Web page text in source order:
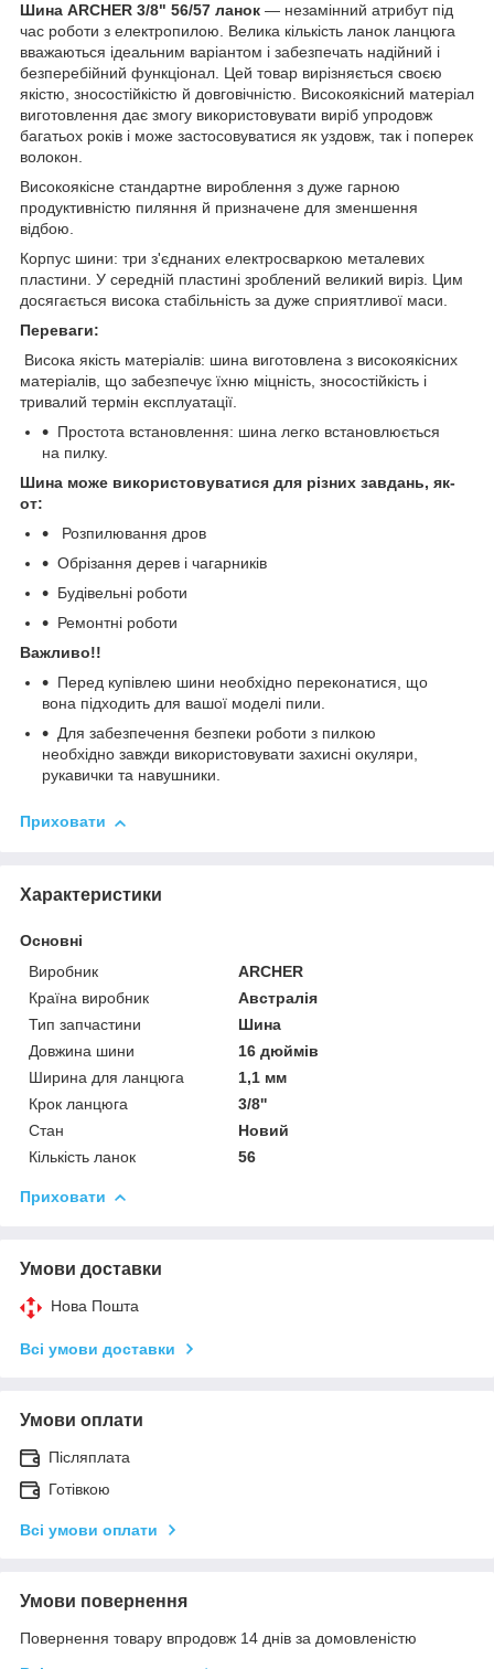
Шина ARCHER 3/8" 56/57 ланок — незамінний атрибут під
час роботи з електропилою. Велика кількість ланок ланцюга
вважаються ідеальним варіантом і забезпечать надійний і
безперебійний функціонал. Цей товар вирізняється своєю
якістю, зносостійкістю й довговічністю. Високоякісний матеріал
виготовлення дає змогу використовувати виріб упродовж
багатьох років і може застосовуватися як уздовж, так і поперек
волокон.
Високоякісне стандартне вироблення з дуже гарною
продуктивністю пиляння й призначене для зменшення
відбою.
Корпус шини: три з'єднаних електросваркою металевих
пластини. У середній пластині зроблений великий виріз. Цим
досягається висока стабільність за дуже сприятливої маси.
Переваги:
Висока якість матеріалів: шина виготовлена з високоякісних
матеріалів, що забезпечує їхню міцність, зносостійкість і
тривалий термін експлуатації.
Простота встановлення: шина легко встановлюється
на пилку.
Шина може використовуватися для різних завдань, як-
от:
Розпилювання дров
Обрізання дерев і чагарників
Будівельні роботи
Ремонтні роботи
Важливо!!
Перед купівлею шини необхідно переконатися, що
вона підходить для вашої моделі пили.
Для забезпечення безпеки роботи з пилкою
необхідно завжди використовувати захисні окуляри,
рукавички та навушники.
Приховати
Характеристики
Основні
Виробник
ARCHER
Країна виробник
Австралія
Тип запчастини
Шина
Довжина шини
16 дюймів
Ширина для ланцюга
1,1 мм
Крок ланцюга
3/8''
Стан
Новий
Кількість ланок
56
Приховати
Умови доставки
Нова Пошта
Всі умови доставки
Умови оплати
Післяплата
Готівкою
Всі умови оплати
Умови повернення
Повернення товару впродовж 14 днів за домовленістю